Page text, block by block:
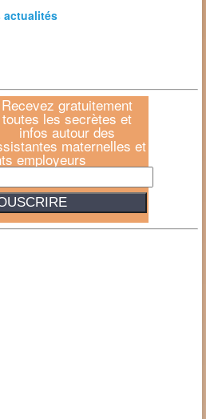
actualités
Recevez gratuitement
toutes les secrètes et
infos autour des
maternelles et
employeurs